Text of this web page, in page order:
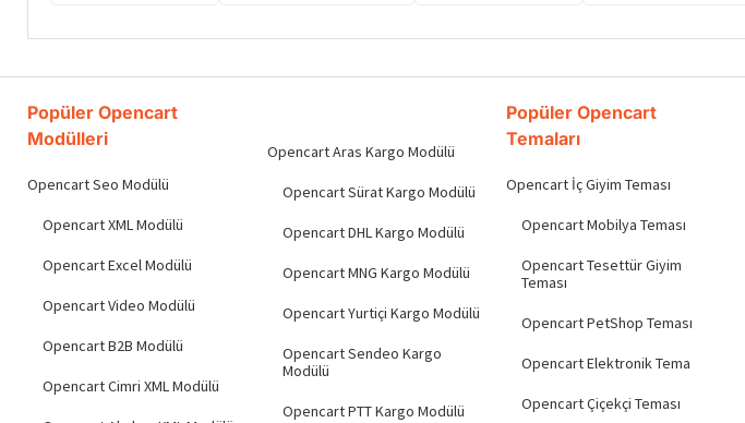
Popüler Opencart
Modülleri
Opencart Seo Modülü
Opencart XML Modülü
Opencart Excel Modülü
Opencart Video Modülü
Opencart B2B Modülü
Opencart Cimri XML Modülü
Opencart Aras Kargo Modülü
Opencart Sürat Kargo Modülü
Opencart DHL Kargo Modülü
Opencart MNG Kargo Modülü
Opencart Yurtiçi Kargo Modülü
Opencart Sendeo Kargo
Modülü
Opencart PTT Kargo Modülü
Popüler Opencart
Temaları
Opencart İç Giyim Teması
Opencart Mobilya Teması
Opencart Tesettür Giyim
Teması
Opencart PetShop Teması
Opencart Elektronik Tema
Opencart Çiçekçi Teması